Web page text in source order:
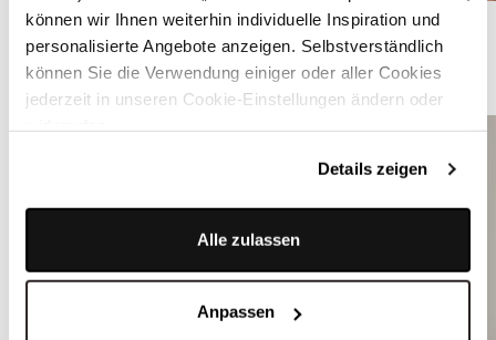
können wir Ihnen weiterhin individuelle Inspiration und
personalisierte Angebote anzeigen. Selbstverständlich
können Sie die Verwendung einiger oder aller Cookies
jederzeit in unseren Cookie-Einstellungen ändern oder
Details zeigen
Alle zulassen
Anpassen
Cremeweiße Dirndlbluse mit V-Ausschnitt - VALERIA SPITZE
ÄHNLICHE PRODUKTE